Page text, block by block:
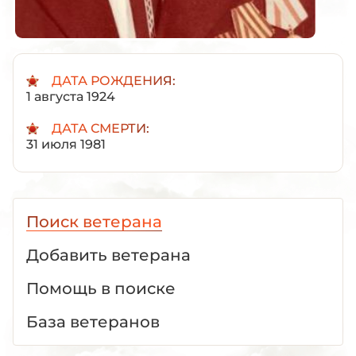
ДАТА РОЖДЕНИЯ:
1 августа 1924
ДАТА СМЕРТИ:
31 июля 1981
Поиск ветерана
Добавить ветерана
Помощь в поиске
База ветеранов